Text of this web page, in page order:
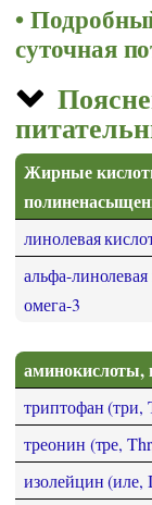
суточная
Жирные
линолевая
альфа-
омега-3
аминокислоты,
триптофан (три,
треонин (тре,
изолейцин (иле,